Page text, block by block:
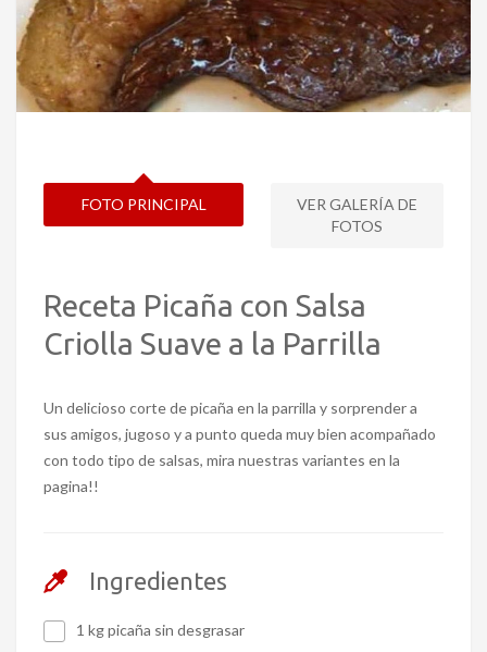
FOTO PRINCIPAL
VER GALERÍA DE
FOTOS
Receta Picaña con Salsa
Criolla Suave a la Parrilla
Un delicioso corte de picaña en la parrilla y sorprender a
sus amigos, jugoso y a punto queda muy bien acompañado
con todo tipo de salsas, mira nuestras variantes en la
pagina!!
Ingredientes
1 kg picaña sin desgrasar